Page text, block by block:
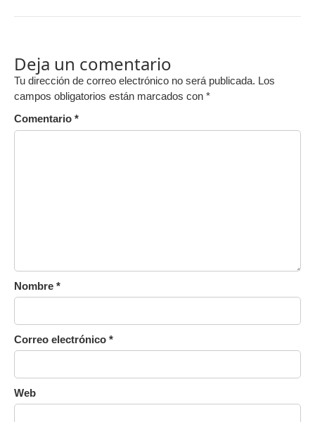
Deja un comentario
Tu dirección de correo electrónico no será publicada. Los
campos obligatorios están marcados con *
Comentario *
Nombre *
Correo electrónico *
Web